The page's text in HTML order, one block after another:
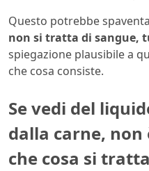
Questo potrebbe
non si tratta di sangue,
spiegazione plausibile a
che cosa consiste.
Se vedi del
dalla carne, non
che cosa si